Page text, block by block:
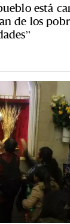
está
de los